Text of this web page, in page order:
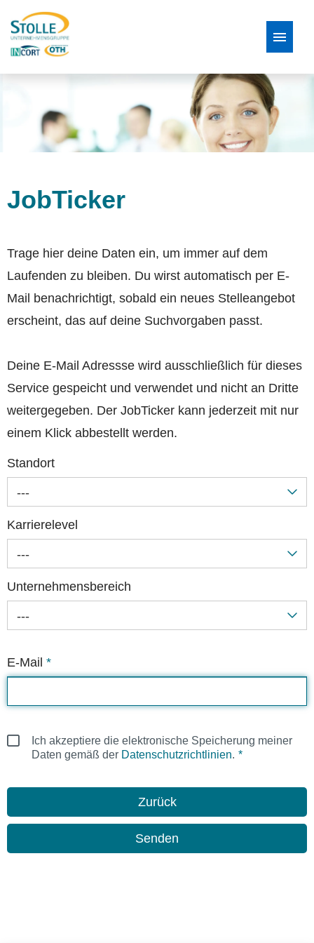
Bewerbungsprozess
JobTicker
Trage hier deine Daten ein, um immer auf dem
Laufenden zu bleiben. Du wirst automatisch per E-
Mail benachrichtigt, sobald ein neues Stelleangebot
erscheint, das auf deine Suchvorgaben passt.
Deine E-Mail Adressse wird ausschließlich für dieses
Service gespeicht und verwendet und nicht an Dritte
weitergegeben. Der JobTicker kann jederzeit mit nur
einem Klick abbestellt werden.
Standort
---
Karrierelevel
---
Unternehmensbereich
---
E-Mail *
Ich akzeptiere die elektronische Speicherung meiner
Daten gemäß der Datenschutzrichtlinien.
Zurück
Senden